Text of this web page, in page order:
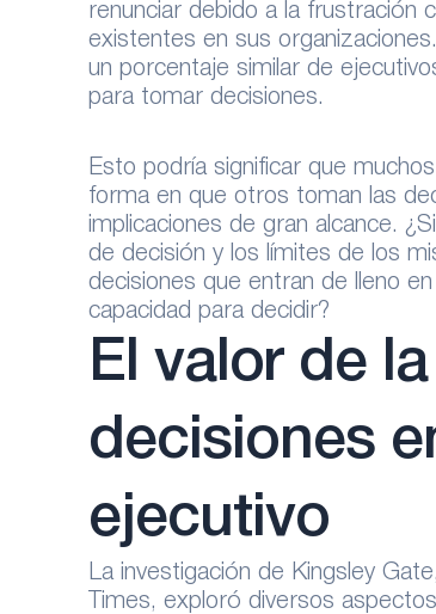
renunciar debido a la frustración
existentes en sus
un porcentaje similar de
para tomar decisiones.
Esto podría significar que
forma en que otros toman las
implicaciones de gran alcance.
de decisión y los límites de los
decisiones que entran de lleno
capacidad para decidir?
El valor de
decisiones
ejecutivo
La investigación de Kingsley
Times, exploró diversos